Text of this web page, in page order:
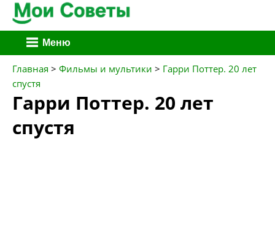
Перейти
к
содержимому
Меню
Главная > Фильмы и мультики > Гарри Поттер. 20 лет
спустя
Гарри Поттер. 20 лет
спустя